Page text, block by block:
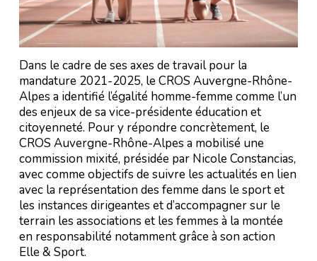
Dans le cadre de ses axes de travail pour la
mandature 2021-2025, le CROS Auvergne-Rhône-
Alpes a identifié l’égalité homme-femme comme l’un
des enjeux de sa vice-présidente éducation et
citoyenneté. Pour y répondre concrètement, le
CROS Auvergne-Rhône-Alpes a mobilisé une
commission mixité, présidée par Nicole Constancias,
avec comme objectifs de suivre les actualités en lien
avec la représentation des femme dans le sport et
les instances dirigeantes et d’accompagner sur le
terrain les associations et les femmes à la montée
en responsabilité notamment grâce à son action
Elle & Sport.